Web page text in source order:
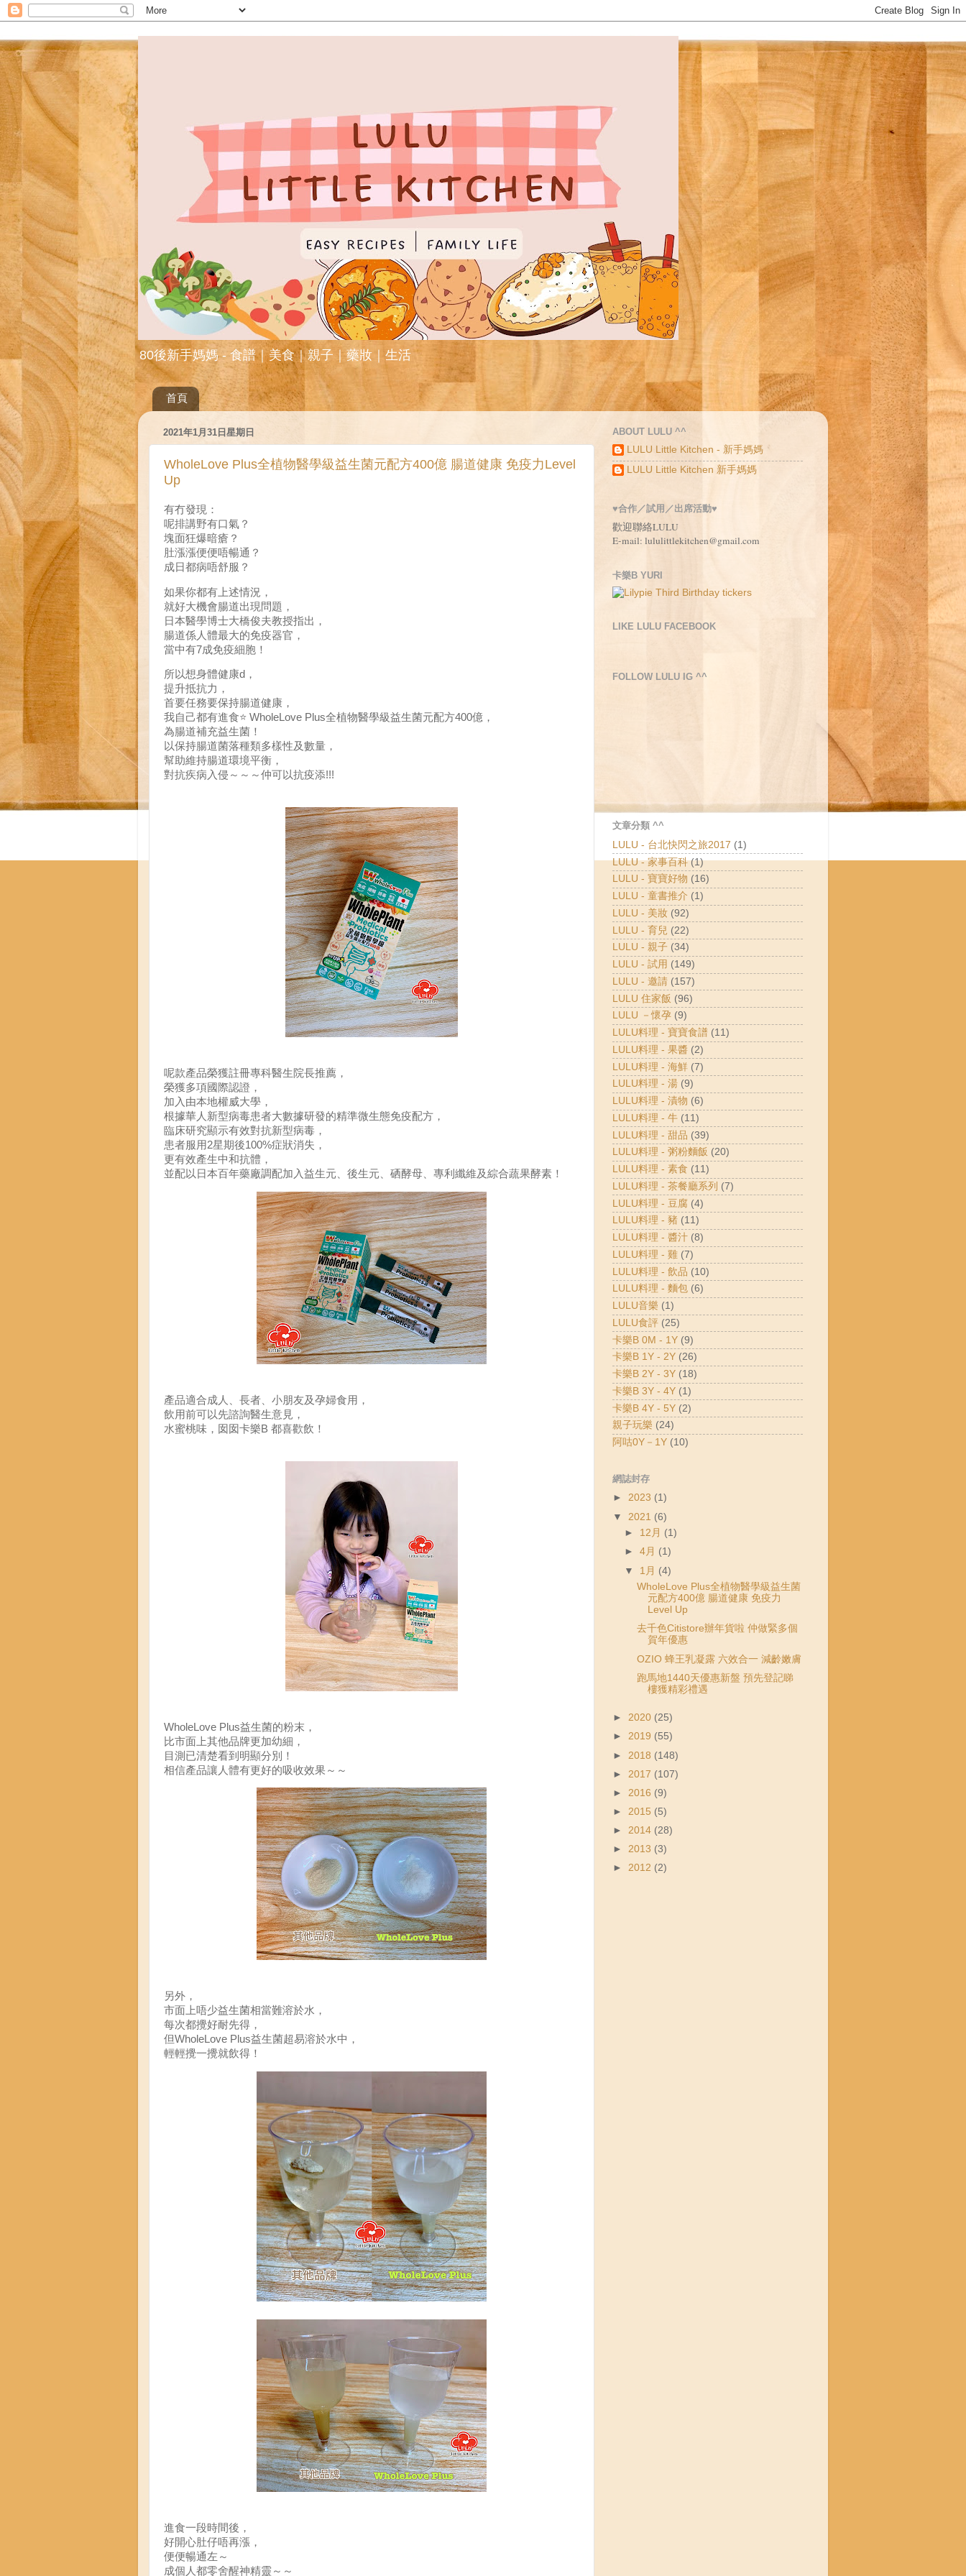
80後新手媽媽 - 食譜｜美食｜親子｜藥妝｜生活
首頁
2021年1月31日星期日
WholeLove Plus全植物醫學級益生菌元配方400億 腸道健康 免疫力Level
Up
有冇發現：
呢排講野有口氣？
塊面狂爆暗瘡？
肚漲漲便便唔暢通？
成日都病唔舒服？
如果你都有上述情況，
就好大機會腸道出現問題，
日本醫學博士大橋俊夫教授指出，
腸道係人體最大的免疫器官，
當中有7成免疫細胞！
所以想身體健康d，
提升抵抗力，
首要任務要保持腸道健康，
我自己都有進食⭐️ WholeLove Plus全植物醫學級益生菌元配方400億，
為腸道補充益生菌！
以保持腸道菌落種類多樣性及數量，
幫助維持腸道環境平衡，
對抗疾病入侵～～～仲可以抗疫添!!!
呢款產品榮獲註冊專科醫生院長推薦，
榮獲多項國際認證，
加入由本地權威大學，
根據華人新型病毒患者大數據研發的精準微生態免疫配方，
臨床研究顯示有效對抗新型病毒，
患者服用2星期後100%症狀消失，
更有效產生中和抗體，
並配以日本百年藥廠調配加入益生元、後生元、硒酵母、專利纖維及綜合蔬果酵素！
產品適合成人、長者、小朋友及孕婦食用，
飲用前可以先諮詢醫生意見，
水蜜桃味，囡囡卡樂B 都喜歡飲！
WholeLove Plus益生菌的粉末，
比市面上其他品牌更加幼細，
目測已清楚看到明顯分別！
相信產品讓人體有更好的吸收效果～～
另外，
市面上唔少益生菌相當難溶於水，
每次都攪好耐先得，
但WholeLove Plus益生菌超易溶於水中，
輕輕攪一攪就飲得！
進食一段時間後，
好開心肚仔唔再漲，
便便暢通左～
成個人都零舍醒神精靈～～
ABOUT LULU ^^
LULU Little Kitchen - 新手媽媽
LULU Little Kitchen 新手媽媽
♥合作／試用／出席活動♥
歡迎聯絡LULU
E-mail: lululittlekitchen@gmail.com
卡樂B YURI
LIKE LULU FACEBOOK
FOLLOW LULU IG ^^
文章分類 ^^
LULU - 台北快閃之旅2017 (1)
LULU - 家事百科 (1)
LULU - 寶寶好物 (16)
LULU - 童書推介 (1)
LULU - 美妝 (92)
LULU - 育兒 (22)
LULU - 親子 (34)
LULU - 試用 (149)
LULU - 邀請 (157)
LULU 住家飯 (96)
LULU －懷孕 (9)
LULU料理 - 寶寶食譜 (11)
LULU料理 - 果醬 (2)
LULU料理 - 海鮮 (7)
LULU料理 - 湯 (9)
LULU料理 - 漬物 (6)
LULU料理 - 牛 (11)
LULU料理 - 甜品 (39)
LULU料理 - 粥粉麵飯 (20)
LULU料理 - 素食 (11)
LULU料理 - 茶餐廳系列 (7)
LULU料理 - 豆腐 (4)
LULU料理 - 豬 (11)
LULU料理 - 醬汁 (8)
LULU料理 - 雞 (7)
LULU料理 - 飲品 (10)
LULU料理 - 麵包 (6)
LULU音樂 (1)
LULU食評 (25)
卡樂B 0M - 1Y (9)
卡樂B 1Y - 2Y (26)
卡樂B 2Y - 3Y (18)
卡樂B 3Y - 4Y (1)
卡樂B 4Y - 5Y (2)
親子玩樂 (24)
阿咕0Y－1Y (10)
網誌封存
► 2023 (1)
▼ 2021 (6)
► 12月 (1)
►4月 (1)
▼ 1月 (4)
WholeLove Plus全植物醫學級益生菌
元配方400億 腸道健康 免疫力
Level Up
去千色Citistore辦年貨啦 仲做緊多個
賀年優惠
OZIO 蜂王乳凝露 六效合一 減齡嫩膚
跑馬地1440天優惠新盤 預先登記睇
樓獲精彩禮遇
► 2020 (25)
► 2019 (55)
► 2018 (148)
► 2017 (107)
► 2016 (9)
► 2015 (5)
► 2014 (28)
► 2013 (3)
► 2012 (2)